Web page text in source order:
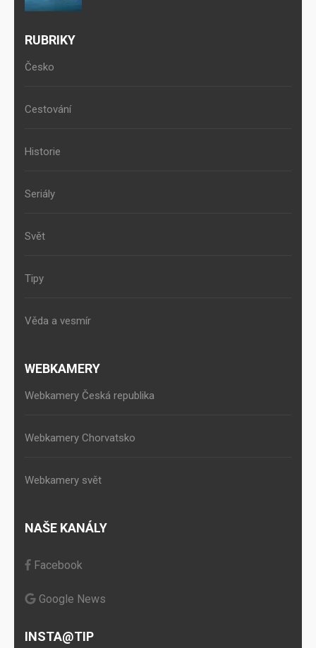
RUBRIKY
Česko
Cestování
Historie
Seriály
Svět
Tipy
Věda a vesmír
WEBKAMERY
Webkamery Česká republika
Webkamery Chorvatsko
Webkamery svět
NAŠE KANÁLY
Facebook
Google News
INSTA@TIP